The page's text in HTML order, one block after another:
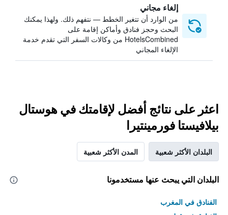
إلغاء مجاني
من الوارد أن تتغير الخطط — نتفهم ذلك. ولهذا يمكنك
البحث وحجز فنادق وأماكن إقامة على
HotelsCombined من وكالات السفر التي تقدم خدمة
الإلغاء المجاني
اعثر على نتائج أفضل لإقامتك في هوستال
بيلافيستا فورمينتيرا
البلدان الأكثر شعبية المدن الأكثر شعبية
البلدان التي يبحث عنها مستخدمونا
الفنادق في المغرب